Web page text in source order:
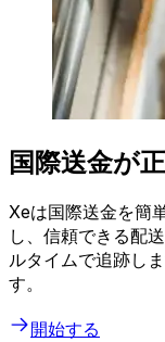
国際送金が
Xeは国際送金を簡
し、信頼できる配
ルタイムで追跡し
す。
開始する